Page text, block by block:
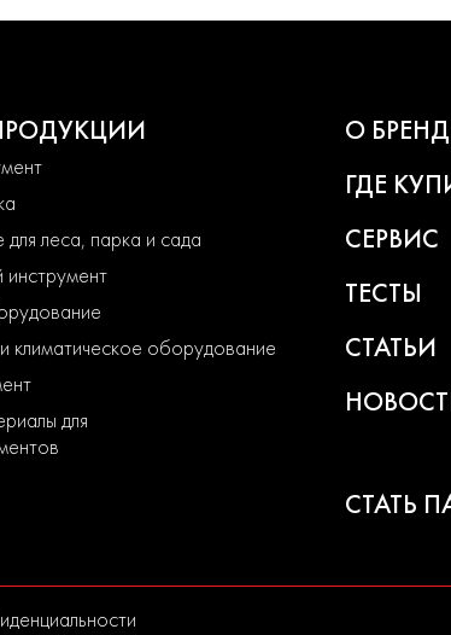
леса, парка и сада
климатическое оборудование
для
О
ГДЕ
СЕРВИС
ТЕСТЫ
СТАТЬИ
СТАТЬ